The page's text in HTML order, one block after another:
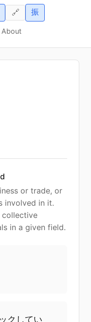
About
振
🔗
or trade, or
involved in it.
collective
in a given field.
クしてい